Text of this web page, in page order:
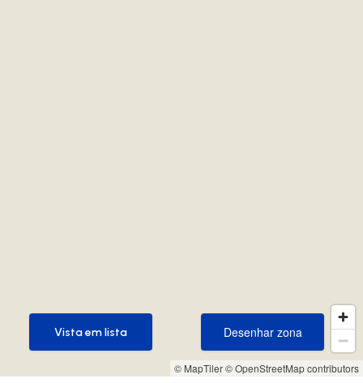
© MapTiler© OpenStreetMap contributors
Desenhar zona
Desenhar zona
Vista em lista
Vista em lista